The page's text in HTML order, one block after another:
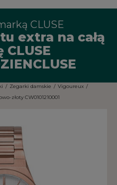
CLUSE
extra na całą
CLUSE
/ Zegarki damskie / Vigoureux /
złoty CW0101210001